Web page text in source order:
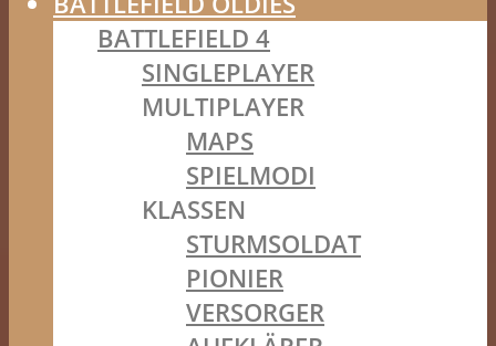
BATTLEFIELD 4
SINGLEPLAYER
MULTIPLAYER
MAPS
SPIELMODI
KLASSEN
STURMSOLDAT
PIONIER
VERSORGER